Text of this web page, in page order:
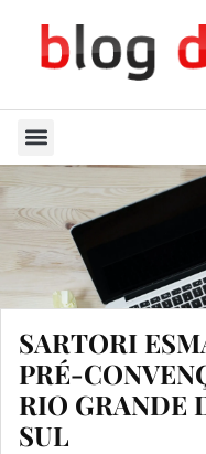
SARTORI
PRÉ-
RIO GRANDE
SUL